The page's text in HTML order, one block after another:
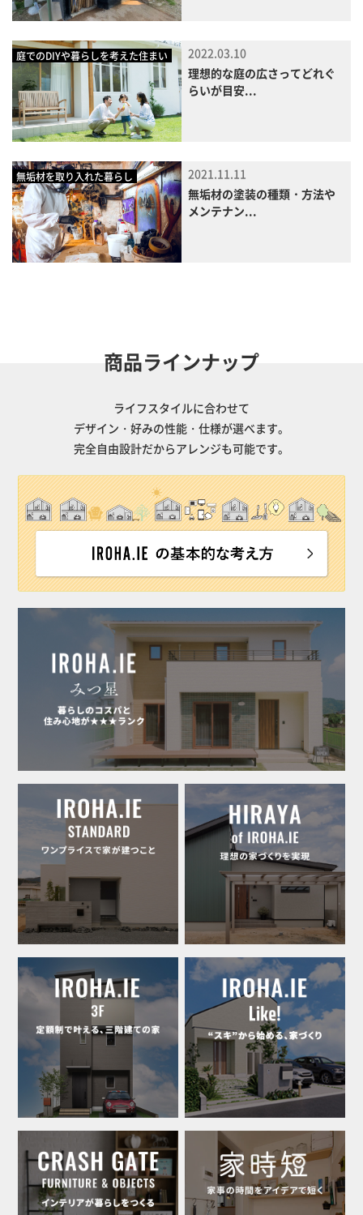
庭でのDIYや暮らしを考えた住まい
2022.03.10
理想的な庭の広さってどれぐ
らいが目安...
無垢材を取り入れた暮らし
2021.11.11
無垢材の塗装の種類・方法や
メンテナン...
商品ラインナップ
ライフスタイルに合わせて
デザイン・好みの性能・仕様が選べます。
完全自由設計だからアレンジも可能です。